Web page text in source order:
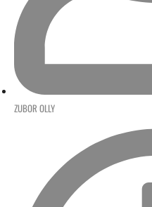
ZUBOR OLLY